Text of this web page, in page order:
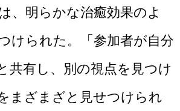
、明らかな治癒効果のよ
けられた。「参加者が自分
共有し、別の視点を見つけ
まざまざと見せつけられ